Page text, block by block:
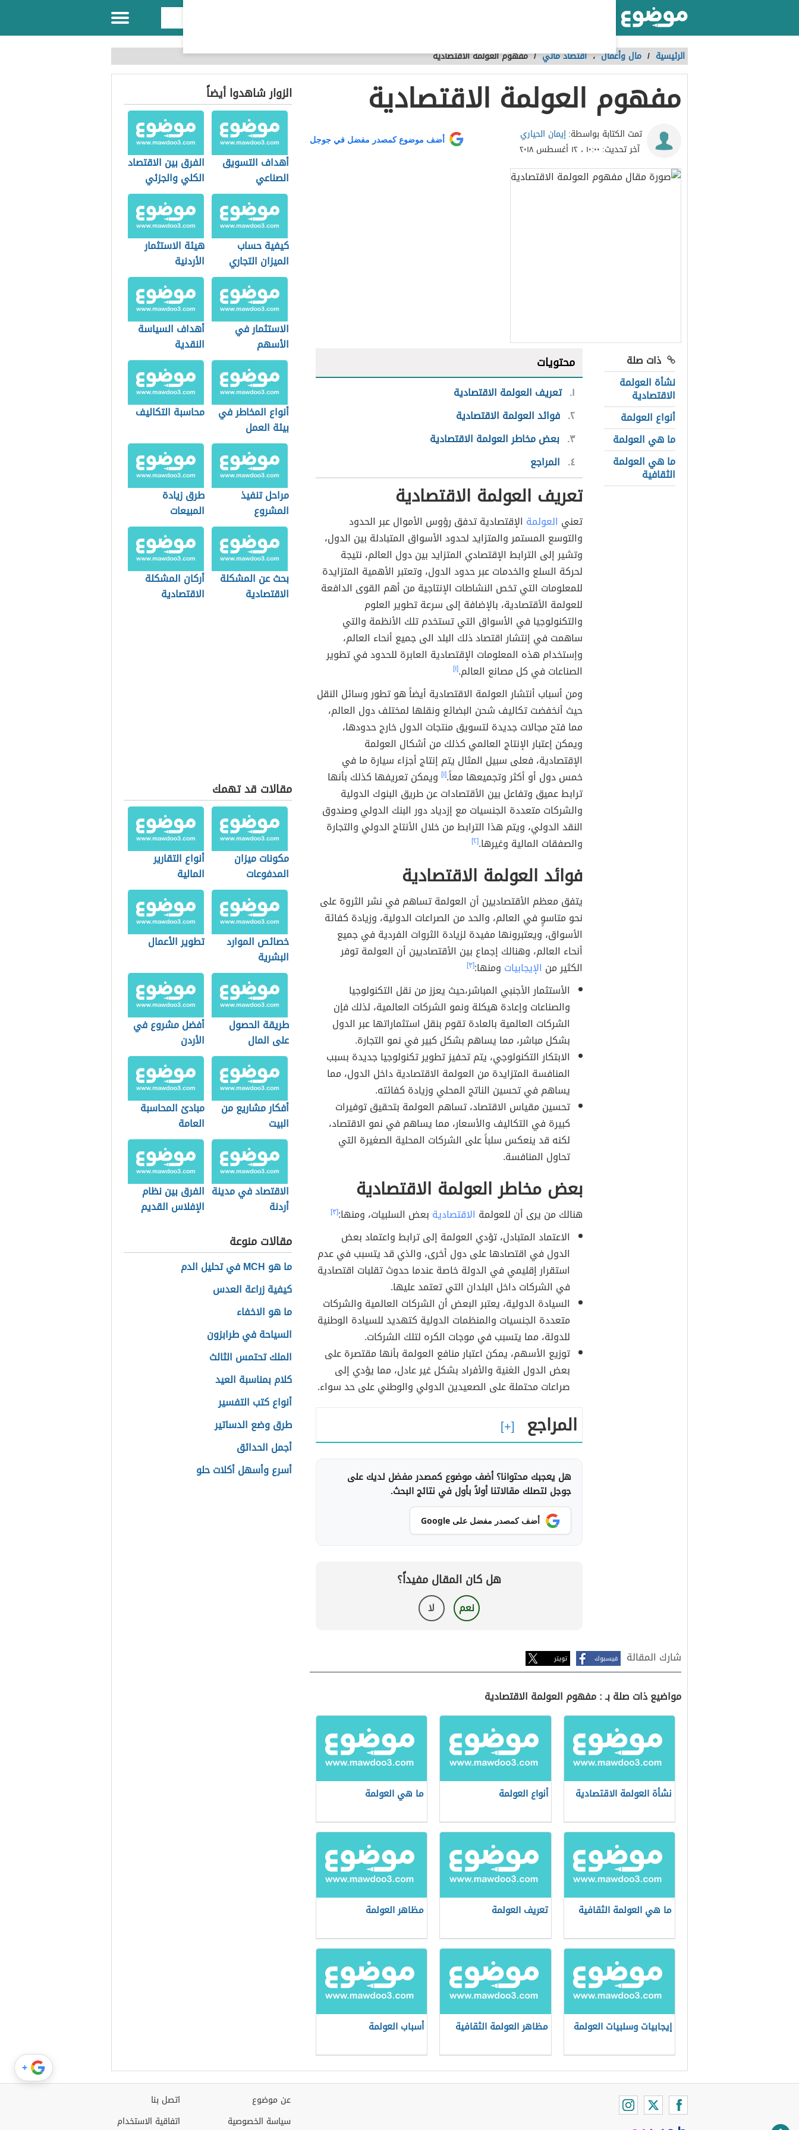
الرئيسية / مال وأعمال،اقتصاد مالي /مفهوم العولمة الاقتصادية
مفهوم العولمة الاقتصادية
تمت الكتابة بواسطة:إيمان الحياري
آخر تحديث: ١٠:٠٠ ، ١٢ أغسطس ٢٠١٨
أضف موضوع كمصدر مفضل في جوجل
ذات صلة
نشأة العولمة
الاقتصادية
أنواع العولمة
ما هي العولمة
ما هي العولمة
الثقافية
محتويات
١ تعريف العولمة الاقتصادية
٢ فوائد العولمة الاقتصادية
٣ بعض مخاطر العولمة الاقتصادية
٤ المراجع
تعريف العولمة الاقتصادية
تعني العولمة الإقتصادية تدفق رؤوس الأموال عبر الحدود
والتوسع المستمر والمتزايد لحدود الأسواق المتبادلة بين الدول،
وتشير إلى الترابط الإقتصادي المتزايد بين دول العالم، نتيجة
لحركة السلع والخدمات عبر حدود الدول، وتعتبر الأهمية المتزايدة
للمعلومات التي تخص النشاطات الإنتاجية من أهم القوى الدافعة
للعولمة الأقتصادية، بالإضافة إلى سرعة تطوير العلوم
والتكنولوجيا في الأسواق التي تستخدم تلك الأنظمة والتي
ساهمت في إنتشار اقتصاد ذلك البلد الى جميع أنحاء العالم،
وإستخدام هذه المعلومات الإقتصادية العابرة للحدود في تطوير
الصناعات في كل مصانع العالم.[١]
ومن أسباب أنتشار العولمة الاقتصادية أيضاً هو تطور وسائل النقل
حيث أنخفضت تكاليف شحن البضائع ونقلها لمختلف دول العالم،
مما فتح مجالات جديدة لتسويق منتجات الدول خارج حدودها،
ويمكن إعتبار الإنتاج العالمي كذلك من أشكال العولمة
الإقتصادية، فعلى سبيل المثال يتم إنتاج أجزاء سيارة ما في
خمس دول أو أكثر وتجميعها معاً.[١] ويمكن تعريفها كذلك بأنها
ترابط عميق وتفاعل بين الأقتصادات عن طريق البنوك الدولية
والشركات متعددة الجنسيات مع إزدياد دور البنك الدولي وصندوق
النقد الدولي، ويتم هذا الترابط من خلال الأنتاج الدولي والتجارة
والصفقات المالية وغيرها.[٢]
فوائد العولمة الاقتصادية
يتفق معظم الأقتصاديين أن العولمة تساهم في نشر الثروة على
نحو متاسوٍ في العالم، والحد من الصراعات الدولية، وزيادة كفائة
الأسواق، ويعتبرونها مفيدة لزيادة الثروات الفردية في جميع
أنحاء العالم، وهنالك إجماع بين الأقتصاديين أن العولمة توفر
الكثير من الإيجابيات ومنها:[٣]
الأستثمار الأجنبي المباشر،حيث يعزز من نقل التكنولوجيا
والصناعات وإعادة هيكلة ونمو الشركات العالمية، لذلك فإن
الشركات العالمية بالعادة تقوم بنقل استثماراتها عبر الدول
بشكل مباشر، مما يساهم بشكل كبير في نمو التجارة.
الابتكار التكنولوجي، يتم تحفيز تطوير تكنولوجيا جديدة بسبب
المنافسة المتزايدة من العولمة الاقتصادية داخل الدول، مما
يساهم في تحسين الناتج المحلي وزيادة كفائته.
تحسين مقياس الاقتصاد، تساهم العولمة بتحقيق توفيرات
كبيرة في التكاليف والأسعار، مما يساهم في نمو الاقتصاد،
لكنه قد ينعكس سلباً على الشركات المحلية الصغيرة التي
تحاول المنافسة.
بعض مخاطر العولمة الاقتصادية
هنالك من يرى أن للعولمة الاقتصادية بعض السلبيات، ومنها:[٣]
الاعتماد المتبادل، تؤدي العولمة إلى ترابط واعتماد بعض
الدول في اقتصادها على دول أخرى، والذي قد يتسبب في عدم
استقرار إقليمي في الدولة خاصة عندما حدوث تقلبات اقتصادية
في الشركات داخل البلدان التي تعتمد عليها.
السيادة الدولية، يعتبر البعض أن الشركات العالمية والشركات
متعددة الجنسيات والمنظمات الدولية كتهديد للسيادة الوطنية
للدولة، مما يتسبب في موجات الكره لتلك الشركات.
توزيع الأسهم، يمكن اعتبار منافع العولمة بأنها مقتصرة على
بعض الدول الغنية والأفراد بشكل غير عادل، مما يؤدي إلى
صراعات محتملة على الصعيدين الدولي والوطني على حد سواء.
المراجع
هل يعجبك محتوانا؟ أضف موضوع كمصدر مفضل لديك على
جوجل لتصلك مقالاتنا أولاً بأول في نتائج البحث.
أضف كمصدر مفضل على Google
هل كان المقال مفيداً؟
نعم لا
شارك المقالة فيسبوك تويتر
مواضيع ذات صلة بـ : مفهوم العولمة الاقتصادية
نشأة العولمة الاقتصادية أنواع العولمة ما هي العولمة
ما هي العولمة الثقافية تعريف العولمة مظاهر العولمة
إيجابيات وسلبيات العولمة مظاهر العولمة الثقافية أسباب العولمة
الزوار شاهدوا أيضاً
أهداف التسويق
الصناعي
الفرق بين الاقتصاد
الكلي والجزئي
كيفية حساب
الميزان التجاري
هيئة الاستثمار
الأردنية
الاستثمار في
الأسهم
أهداف السياسة
النقدية
أنواع المخاطر في
بيئة العمل
محاسبة التكاليف
مراحل تنفيذ
المشروع
طرق زيادة
المبيعات
بحث عن المشكلة
الاقتصادية
أركان المشكلة
الاقتصادية
مقالات قد تهمك
مكونات ميزان
المدفوعات
أنواع التقارير
المالية
خصائص الموارد
البشرية
تطوير الأعمال
طريقة الحصول
على المال
أفضل مشروع في
الأردن
أفكار مشاريع من
البيت
مبادئ المحاسبة
العامة
الاقتصاد في مدينة
أردنة
الفرق بين نظام
الإفلاس القديم
مقالات منوعة
ما هو MCH في تحليل الدم
كيفية زراعة العدس
ما هو الاخفاء
السياحة في طرابزون
الملك تحتمس الثالث
كلام بمناسبة العيد
أنواع كتب التفسير
طرق وضع الدساتير
أجمل الحدائق
أسرع وأسهل أكلات حلو
اتصل بنا
اتفاقية الاستخدام
عن موضوع
سياسة الخصوصية
+